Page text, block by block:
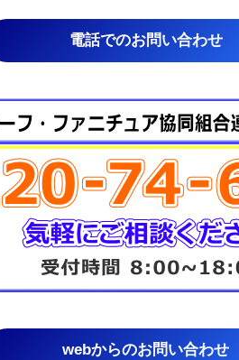
電話でのお問い合わせ
webからのお問い合わせ